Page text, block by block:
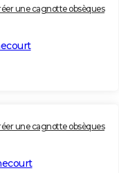
une cagnotte obsèques
une cagnotte obsèques